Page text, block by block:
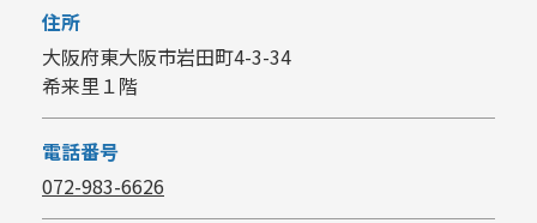
住所
大阪府東大阪市岩田町4-3-34
希来里１階
電話番号
072-983-6626